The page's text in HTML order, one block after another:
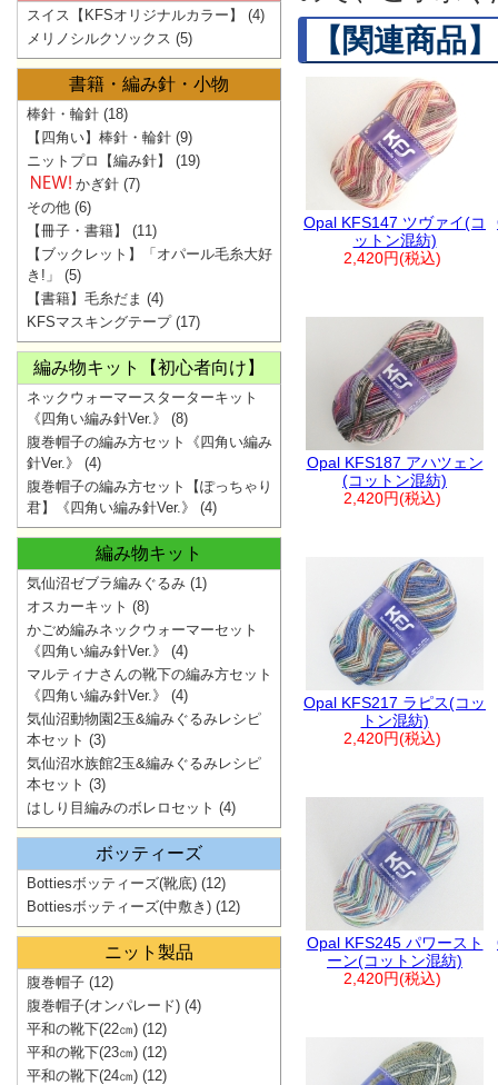
【関連商品】
Opal KFS147 ツヴァイ(コ
ットン混紡)
2,420円(税込)
Opal KFS187 アハツェン
(コットン混紡)
2,420円(税込)
Opal KFS217 ラピス(コッ
トン混紡)
2,420円(税込)
Opal KFS245 パワースト
ーン(コットン混紡)
2,420円(税込)
スイス【KFSオリジナルカラー】
(4)
メリノシルクソックス (5)
書籍・編み針・小物
棒針・輪針 (18)
【四角い】棒針・輪針 (9)
ニットプロ【編み針】
(19)
かぎ針 (7)
その他 (6)
【冊子・書籍】
(11)
【ブックレット】「オパール毛糸大好
き!」
(5)
【書籍】毛糸だま (4)
KFSマスキングテープ(17)
編み物キット【初心者向け】
ネックウォーマースターターキット
《四角い編み針Ver.》
(8)
腹巻帽子の編み方セット《四角い編み
針Ver.》
(4)
腹巻帽子の編み方セット【ぽっちゃり
君】《四角い編み針Ver.》
(4)
編み物キット
気仙沼ゼブラ編みぐるみ (1)
オスカーキット (8)
かごめ編みネックウォーマーセット
《四角い編み針Ver.》
(4)
マルティナさんの靴下の編み方セット
《四角い編み針Ver.》
(4)
気仙沼動物園2玉&編みぐるみレシピ
本セット (3)
気仙沼水族館2玉&編みぐるみレシピ
本セット (3)
はしり目編みのボレロセット (4)
ボッティーズ
Bottiesボッティーズ(靴底) (12)
Bottiesボッティーズ(中敷き) (12)
ニット製品
腹巻帽子 (12)
腹巻帽子(オンパレード) (4)
平和の靴下(22㎝) (12)
平和の靴下(23㎝) (12)
平和の靴下(24㎝) (12)